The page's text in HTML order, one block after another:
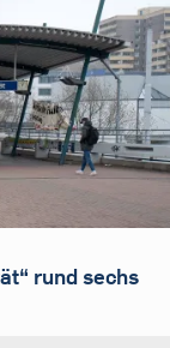
rund sechs